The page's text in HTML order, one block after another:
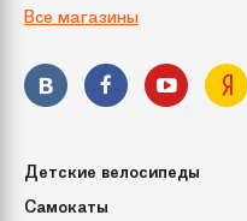
Все магазины
Детские велосипеды
Самокаты